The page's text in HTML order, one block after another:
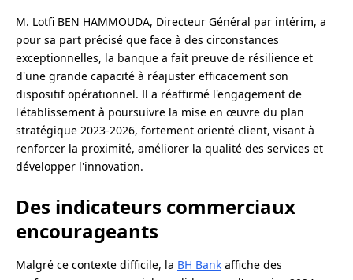
M. Lotfi BEN HAMMOUDA, Directeur Général par intérim, a
pour sa part précisé que face à des circonstances
exceptionnelles, la banque a fait preuve de résilience et
d'une grande capacité à réajuster efficacement son
dispositif opérationnel. Il a réaffirmé l'engagement de
l'établissement à poursuivre la mise en œuvre du plan
stratégique 2023-2026, fortement orienté client, visant à
renforcer la proximité, améliorer la qualité des services et
développer l'innovation.
Des indicateurs commerciaux
encourageants
Malgré ce contexte difficile, la BH Bank affiche des